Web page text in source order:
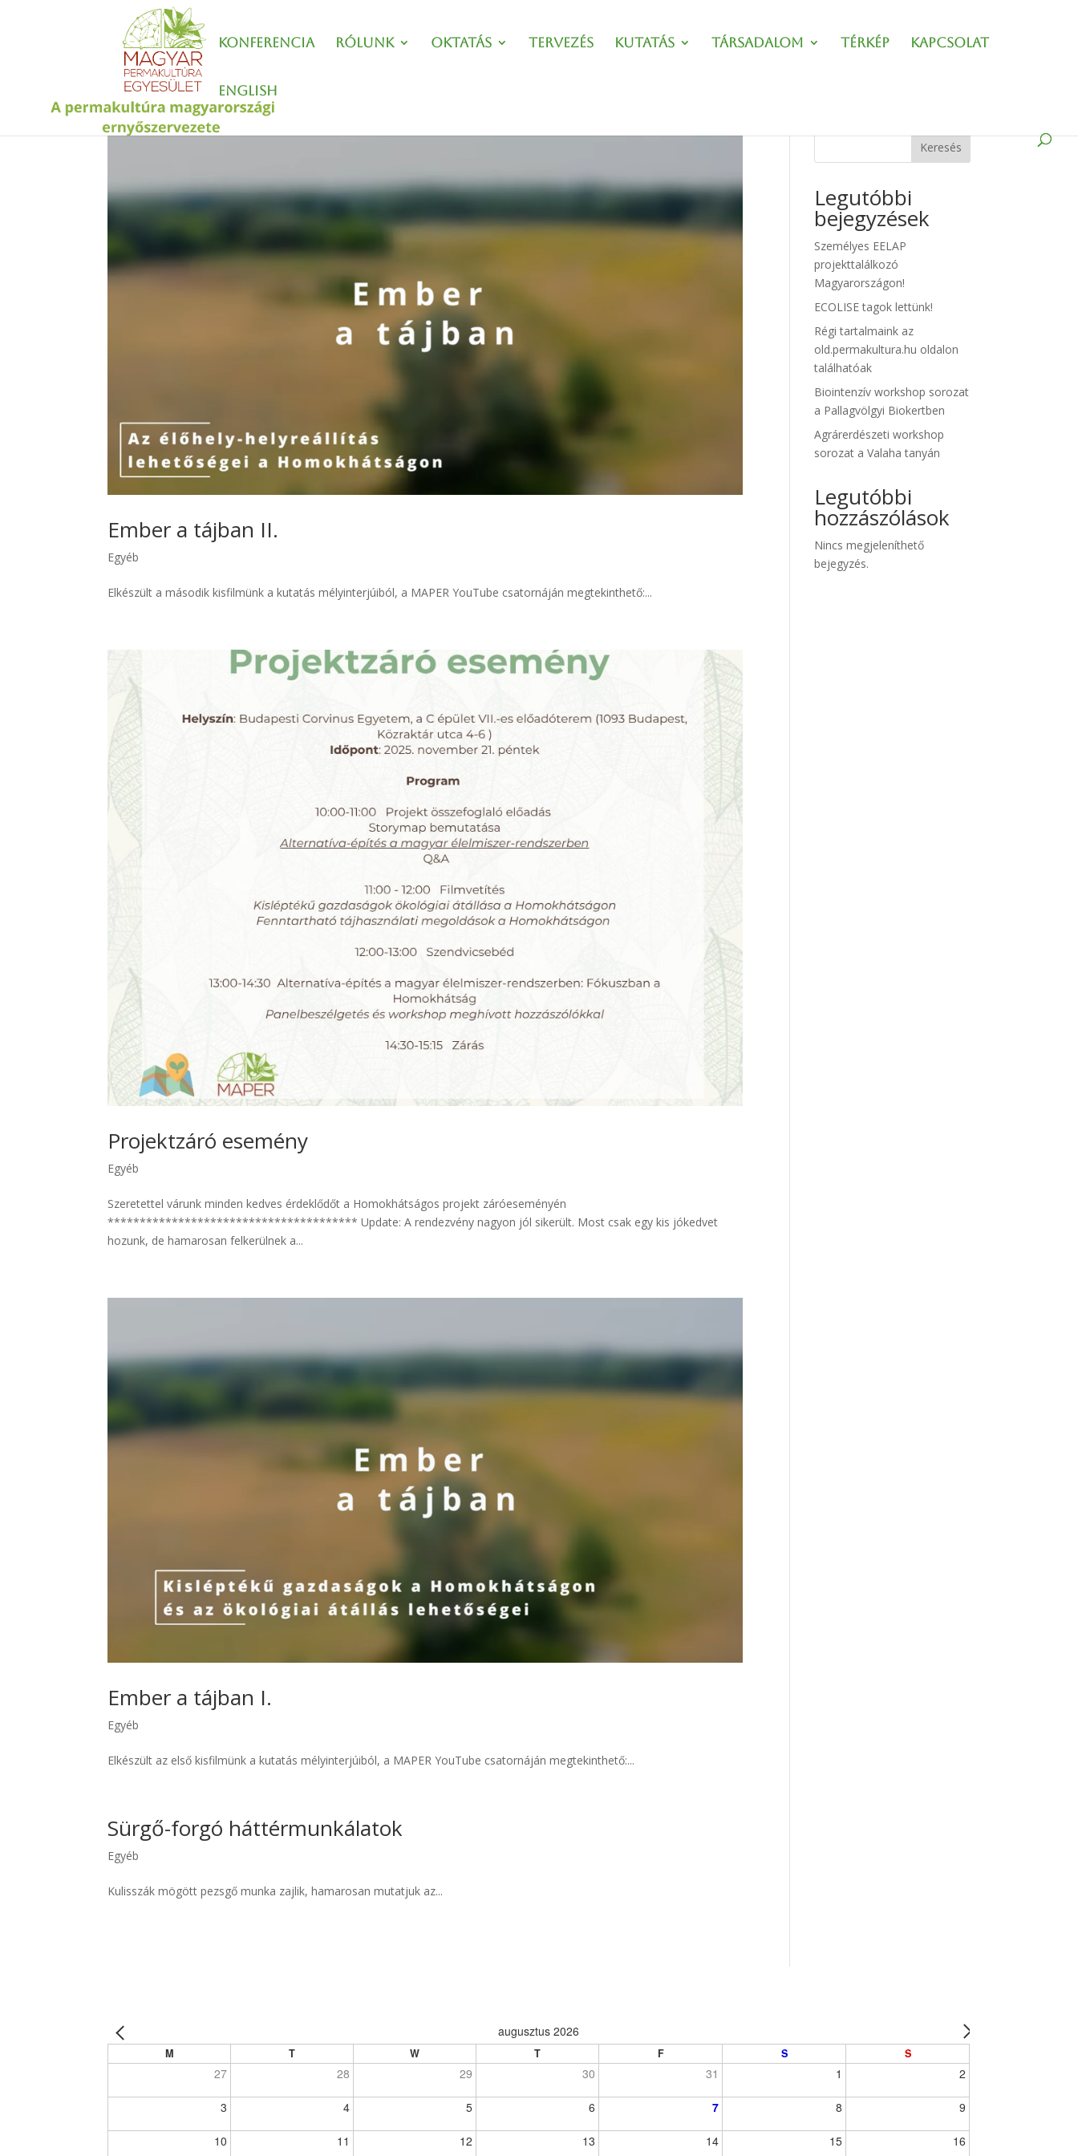
Konferencia Rólunk Oktatás Tervezés Kutatás Társadalom Térkép Kapcsolat
English
Ember a tájban II.
Egyéb
Elkészült a második kisfilmünk a kutatás mélyinterjúiból, a MAPER YouTube csatornáján megtekinthető:...
Projektzáró esemény
Egyéb
Szeretettel várunk minden kedves érdeklődőt a Homokhátságos projekt záróeseményén
*************************************** Update: A rendezvény nagyon jól sikerült. Most csak egy kis jókedvet
hozunk, de hamarosan felkerülnek a...
Ember a tájban I.
Egyéb
Elkészült az első kisfilmünk a kutatás mélyinterjúiból, a MAPER YouTube csatornáján megtekinthető:...
Sürgő-forgó háttérmunkálatok
Egyéb
Kulisszák mögött pezsgő munka zajlik, hamarosan mutatjuk az...
Keresés
Legutóbbi
bejegyzések
Személyes EELAP
projekttalálkozó
Magyarországon!
ECOLISE tagok lettünk!
Régi tartalmaink az
old.permakultura.hu oldalon
találhatóak
Biointenzív workshop sorozat
a Pallagvölgyi Biokertben
Agrárerdészeti workshop
sorozat a Valaha tanyán
Legutóbbi
hozzászólások
Nincs megjeleníthető
bejegyzés.
augusztus 2026
M T W T F S S
27 28 29 30 31 1 2
3 4 5 6 7 8 9
10 11 12 13 14 15 16